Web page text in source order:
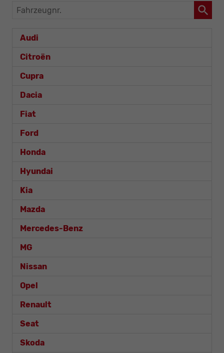
Fahrzeugnr.
Audi
Citroën
Cupra
Dacia
Fiat
Ford
Honda
Hyundai
Kia
Mazda
Mercedes-Benz
MG
Nissan
Opel
Renault
Seat
Skoda